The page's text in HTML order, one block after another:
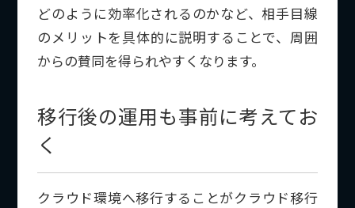
どのように効率化されるのかなど、相手目線
のメリットを具体的に説明することで、周囲
からの賛同を得られやすくなります。
移行後の運用も事前に考えてお
く
クラウド環境へ移行することがクラウド移行